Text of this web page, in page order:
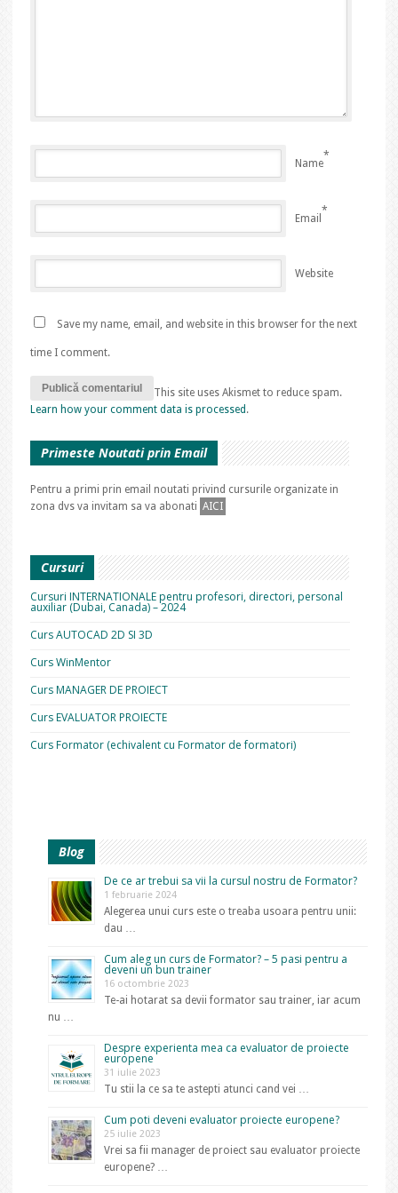
Name
*
Email
*
Website
Save my name, email, and website in this browser for the next
time I comment.
This site uses Akismet to reduce spam.
Learn how your comment data is processed .
Primeste Noutati prin Email
Pentru a primi prin email noutati privind cursurile organizate in
zona dvs va invitam sa va abonati AICI
Cursuri
Cursuri INTERNATIONALE pentru profesori, directori, personal
auxiliar (Dubai, Canada) – 2024
Curs AUTOCAD 2D SI 3D
Curs WinMentor
Curs MANAGER DE PROIECT
Curs EVALUATOR PROIECTE
Curs Formator (echivalent cu Formator de formatori)
Blog
De ce ar trebui sa vii la cursul nostru de Formator?
1 februarie 2024
Alegerea unui curs este o treaba usoara pentru unii:
dau …
Cum aleg un curs de Formator? – 5 pasi pentru a
deveni un bun trainer
16 octombrie 2023
Te-ai hotarat sa devii formator sau trainer, iar acum
nu …
Despre experienta mea ca evaluator de proiecte
europene
31 iulie 2023
Tu stii la ce sa te astepti atunci cand vei …
Cum poti deveni evaluator proiecte europene?
25 iulie 2023
Vrei sa fii manager de proiect sau evaluator proiecte
europene? …